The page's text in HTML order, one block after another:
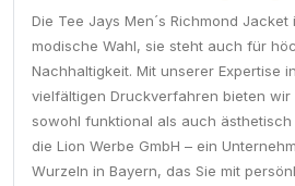
Die Tee Jays Men´s Richmond
modische Wahl, sie steht auch für
Nachhaltigkeit. Mit unserer Expertise
vielfältigen Druckverfahren bieten wir
sowohl funktional als auch
die Lion Werbe GmbH – ein
Wurzeln in Bayern, das Sie mit